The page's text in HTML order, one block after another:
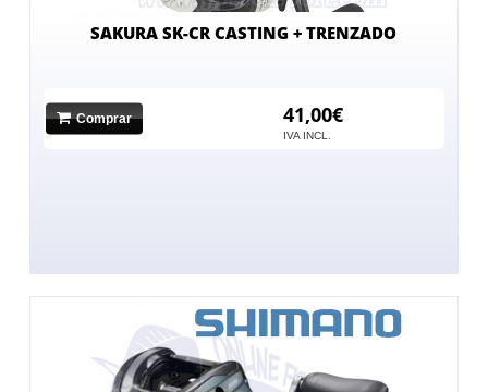
SAKURA SK-CR CASTING + TRENZADO
Comprar 41,00€
IVA INCL.